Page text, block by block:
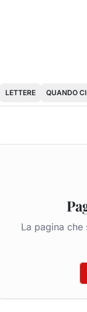
LETTERE QUANDO
La pagina che